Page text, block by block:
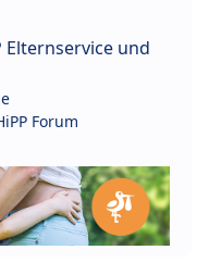
Elternservice und
Forum